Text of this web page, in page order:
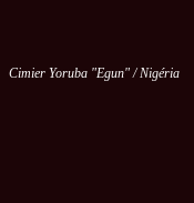
Cimier Yoruba "Egun" / Nigéria